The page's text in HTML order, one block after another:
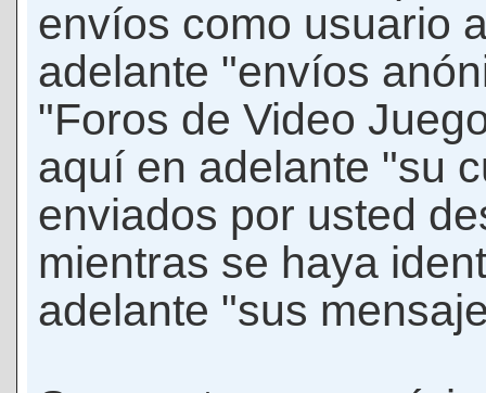
envíos como usuario
adelante "envíos
"Foros de Video
aquí en adelante "su
enviados por usted
mientras se haya
adelante "sus